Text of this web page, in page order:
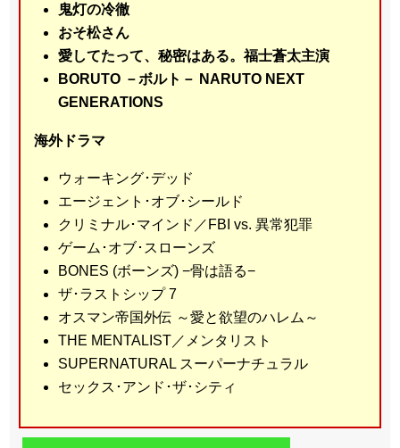
鬼灯の冷徹
おそ松さん
愛してたって、秘密はある。福士蒼太主演
BORUTO －ボルト－ NARUTO NEXT
GENERATIONS
海外ドラマ
ウォーキング･デッド
エージェント･オブ･シールド
クリミナル･マインド／FBI vs. 異常犯罪
ゲーム･オブ･スローンズ
BONES (ボーンズ) −骨は語る−
ザ･ラストシップ 7
オスマン帝国外伝 ～愛と欲望のハレム～
THE MENTALIST／メンタリスト
SUPERNATURAL スーパーナチュラル
セックス･アンド･ザ･シティ